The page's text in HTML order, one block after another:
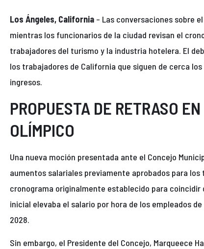
Los Ángeles, California – Las conversaciones sobre el
mientras los funcionarios de la ciudad revisan el
trabajadores del turismo y la industria hotelera. El
los trabajadores de California que siguen de cerca
ingresos.
PROPUESTA DE RETRASO
OLÍMPICO
Una nueva moción presentada ante el Concejo
aumentos salariales previamente aprobados para
cronograma originalmente establecido para coincidir
inicial elevaba el salario por hora de los empleados
2028.
Sin embargo, el Presidente del Concejo, Marqueece